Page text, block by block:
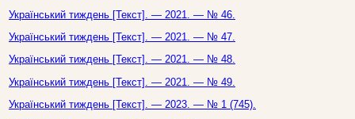
Український тиждень [Текст]. — 2021. — № 46.
Український тиждень [Текст]. — 2021. — № 47.
Український тиждень [Текст]. — 2021. — № 48.
Український тиждень [Текст]. — 2021. — № 49.
Український тиждень [Текст]. — 2023. — № 1 (745).